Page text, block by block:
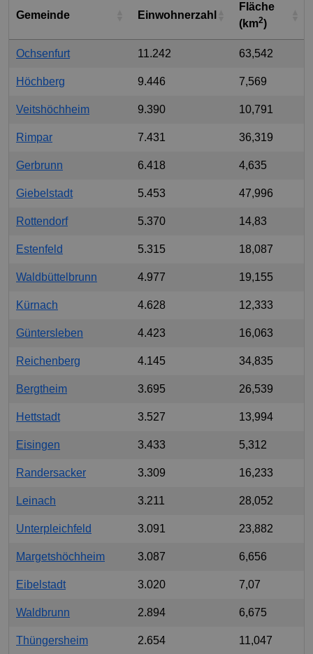
Gemeinde Einwohnerzahl
Fläche
(km2)
Ochsenfurt 11.242 63,542
Höchberg 9.446 7,569
Veitshöchheim 9.390 10,791
Rimpar 7.431 36,319
Gerbrunn 6.418 4,635
Giebelstadt 5.453 47,996
Rottendorf 5.370 14,83
Estenfeld 5.315 18,087
Waldbüttelbrunn 4.977 19,155
Kürnach 4.628 12,333
Güntersleben 4.423 16,063
Reichenberg 4.145 34,835
Bergtheim 3.695 26,539
Hettstadt 3.527 13,994
Eisingen 3.433 5,312
Randersacker 3.309 16,233
Leinach 3.211 28,052
Unterpleichfeld 3.091 23,882
Margetshöchheim 3.087 6,656
Eibelstadt 3.020 7,07
Waldbrunn 2.894 6,675
Thüngersheim 2.654 11,047